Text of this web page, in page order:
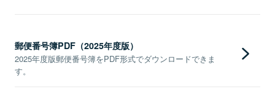
郵便番号簿PDF（2025年度版）
2025年度版郵便番号簿をPDF形式でダウンロードできま
す。